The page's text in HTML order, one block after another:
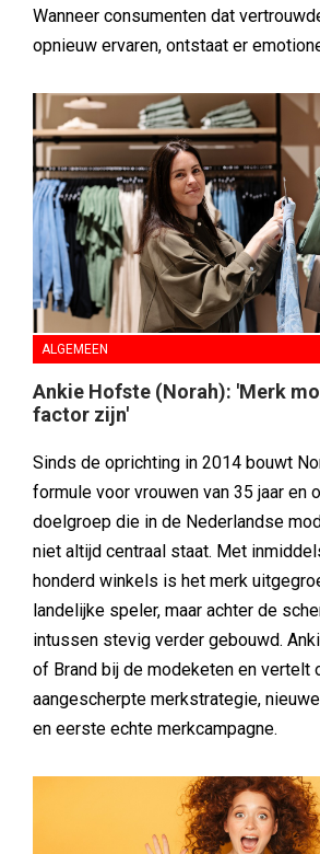
Wanneer consumenten dat
opnieuw ervaren, ontstaat er
ALGEMEEN
Ankie Hofste (Norah): 'Merk
factor zijn'
Sinds de oprichting in 2014 bouwt
formule voor vrouwen van 35 jaar en
doelgroep die in de Nederlandse
niet altijd centraal staat. Met
honderd winkels is het merk
landelijke speler, maar achter de
intussen stevig verder gebouwd.
of Brand bij de modeketen en vertelt
aangescherpte merkstrategie,
en eerste echte merkcampagne.